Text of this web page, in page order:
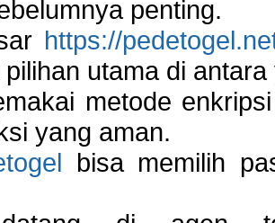
penting.
https://
utama di
metode
yang aman.
bisa memilih